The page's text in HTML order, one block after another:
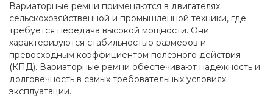
Вариаторные ремни применяются в двигателях
сельскохозяйственной и промышленной техники, где
требуется передача высокой мощности. Они
характеризуются стабильностью размеров и
превосходным коэффициентом полезного действия
(КПД). Вариаторные ремни обеспечивают надежность и
долговечность в самых требовательных условиях
эксплуатации.